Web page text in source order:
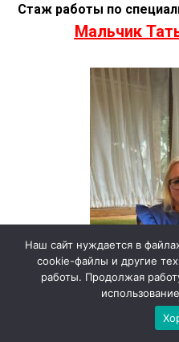
Стаж работы по
Мальчик
Наш сайт нуждается в
cookie-файлы и другие
работы. Продолжая